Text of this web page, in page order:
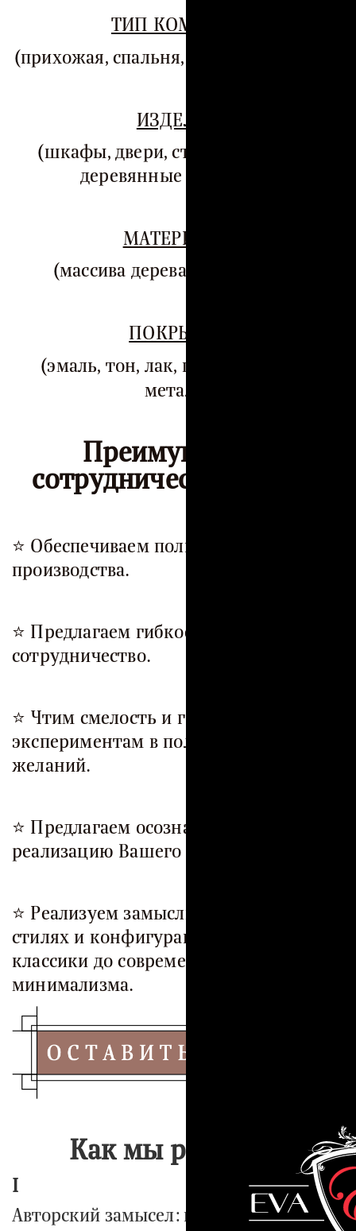
ТИП КОМНАТЫ
(прихожая, спальня, гостиная, кухня…)
ИЗДЕЛИЯ
(шкафы, двери, стеновые панели,
деревянные потолки…
МАТЕРИАЛЫ
(массива дерева, МДФ, ДСП…
ПОКРЫТИЕ
(эмаль, тон, лак, патина, жидкий
металл)
Преимущества
сотрудничества с нами
⭐️ Обеспечиваем полный цикл
производства.
⭐️ Предлагаем гибкое и открытое
сотрудничество.
⭐️️ Чтим смелость и готовность к
экспериментам в пользу Ваших
желаний.
⭐️ Предлагаем осознанную
реализацию Вашего замысла.
⭐️ Реализуем замыслы в самых разных
стилях и конфигурациях — от
классики до современного
минимализма.
Как мы работаем
I
Авторский замысел: ваши идеи и